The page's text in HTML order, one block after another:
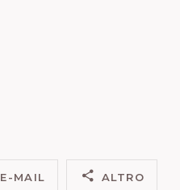
E-MAIL ALTRO